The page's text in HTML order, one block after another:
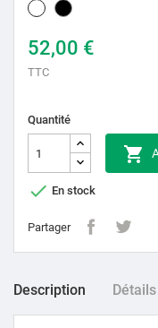
BlancNoir
52,00 €
TTC
Quantité

 En stock
Partager
Description